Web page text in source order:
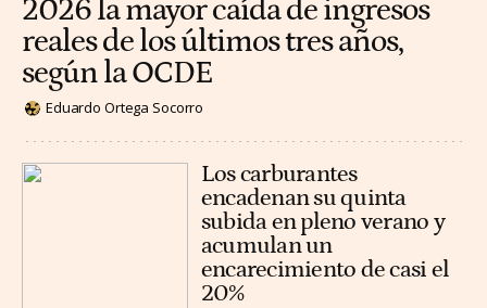
2026 la mayor caída de ingresos
reales de los últimos tres años,
según la OCDE
Eduardo Ortega Socorro
Los carburantes
encadenan su quinta
subida en pleno verano y
acumulan un
encarecimiento de casi el
20%